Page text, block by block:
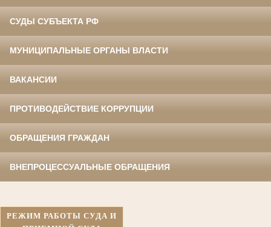
СУДЫ СУБЪЕКТА РФ
МУНИЦИПАЛЬНЫЕ ОРГАНЫ ВЛАСТИ
ВАКАНСИИ
ПРОТИВОДЕЙСТВИЕ КОРРУПЦИИ
ОБРАЩЕНИЯ ГРАЖДАН
ВНЕПРОЦЕССУАЛЬНЫЕ ОБРАЩЕНИЯ
РЕЖИМ РАБОТЫ СУДА И